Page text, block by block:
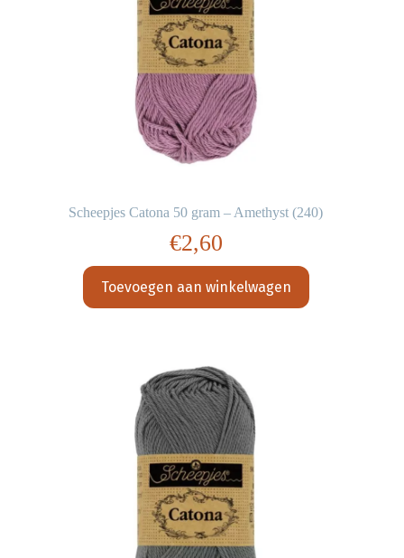
Scheepjes Catona 50 gram – Amethyst (240)
€2,60
Toevoegen aan winkelwagen